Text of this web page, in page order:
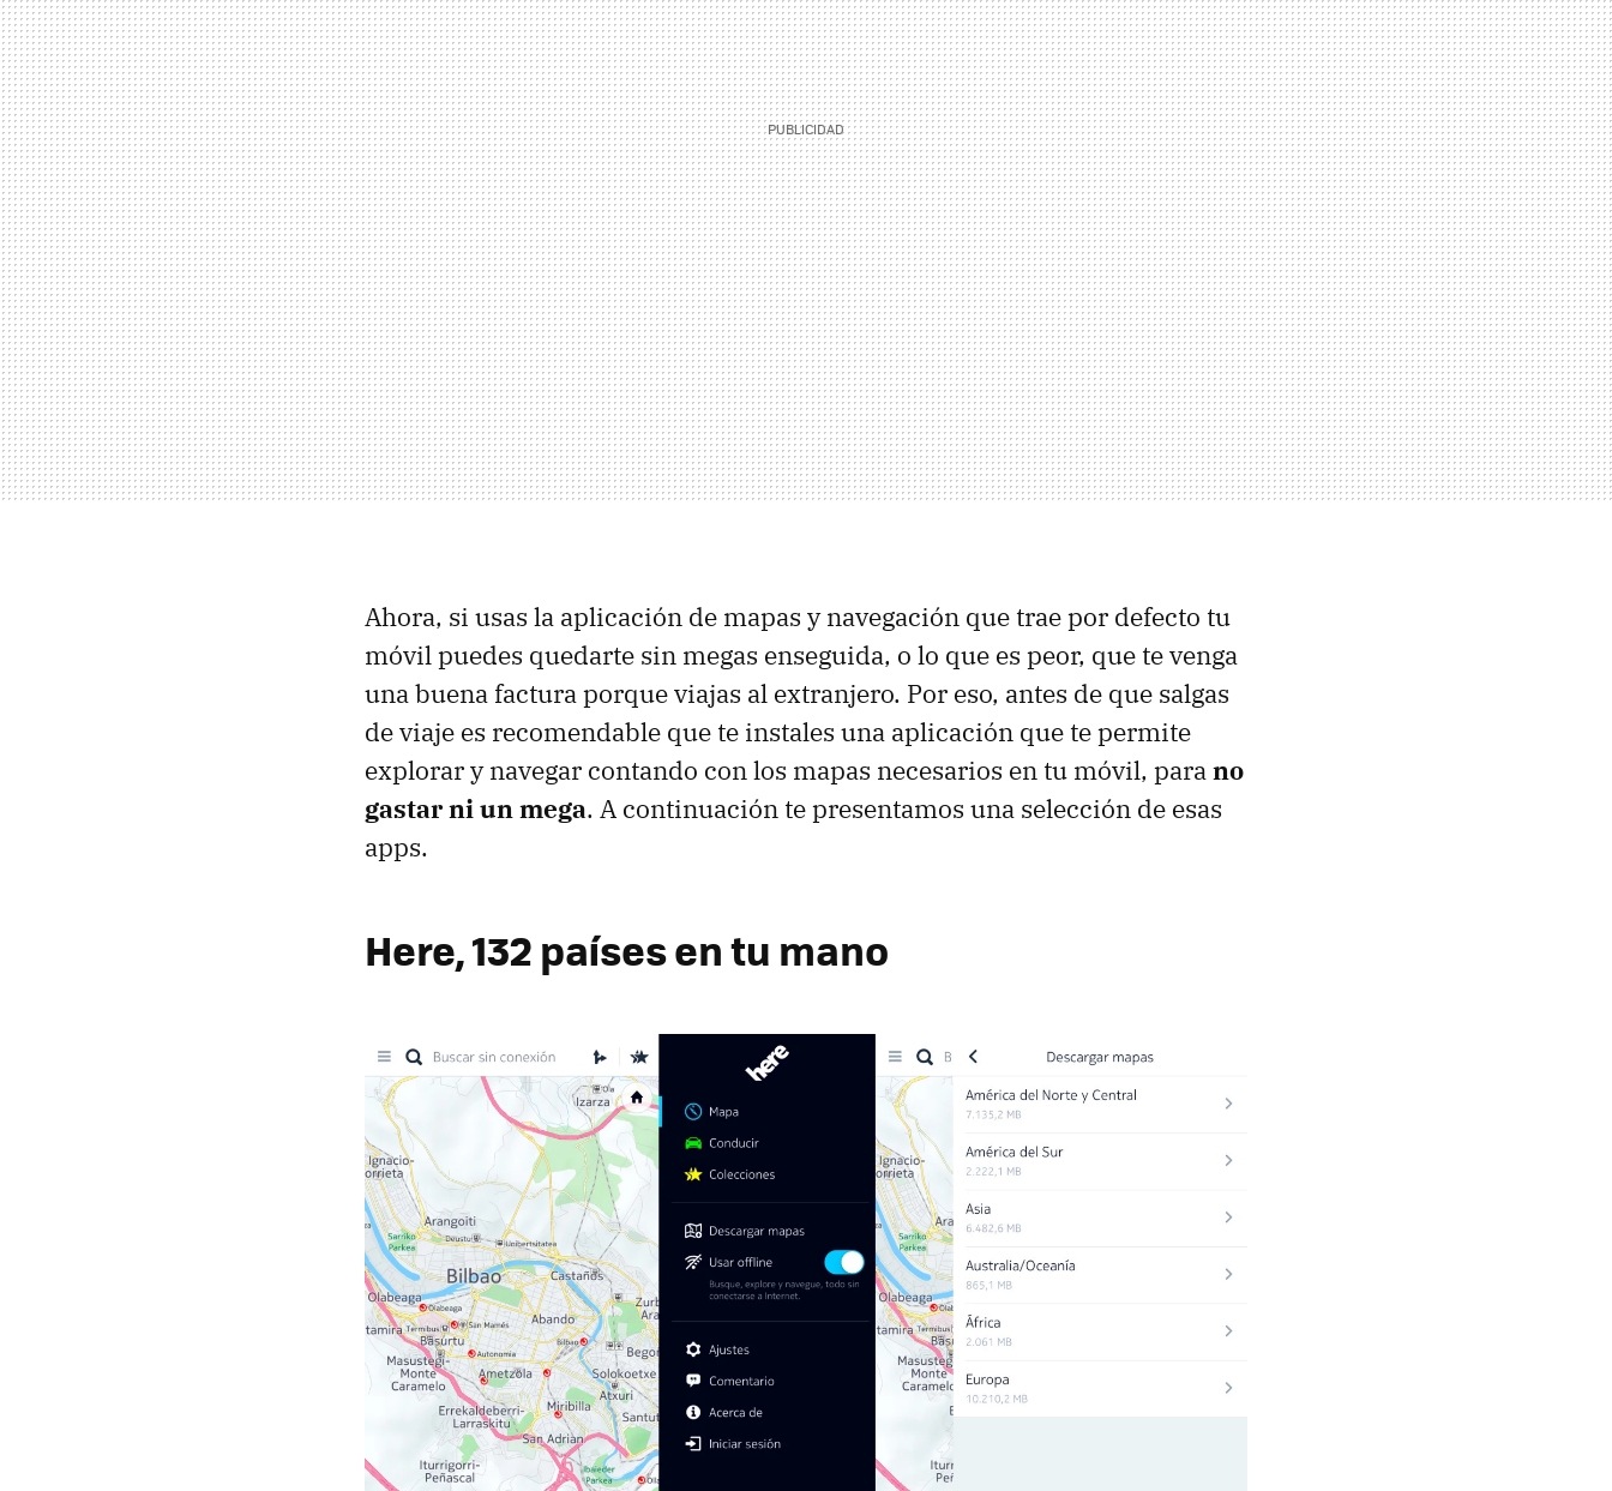
Ahora, si usas la aplicación de mapas y navegación que trae por defecto tu
móvil puedes quedarte sin megas enseguida, o lo que es peor, que te venga
una buena factura porque viajas al extranjero. Por eso, antes de que salgas
de viaje es recomendable que te instales una aplicación que te permite
explorar y navegar contando con los mapas necesarios en tu móvil, parano
gastar ni un mega. A continuación te presentamos una selección de esas
apps.
Here, 132 países en tu mano